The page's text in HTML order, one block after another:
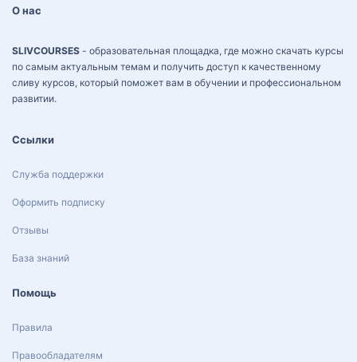
О нас
SLIVCOURSES - образовательная площадка, где можно скачать курсы
по самым актуальным темам и получить доступ к качественному
сливу курсов, который поможет вам в обучении и профессиональном
развитии.
Ссылки
Служба поддержки
Оформить подписку
Отзывы
База знаний
Помощь
Правила
Правообладателям